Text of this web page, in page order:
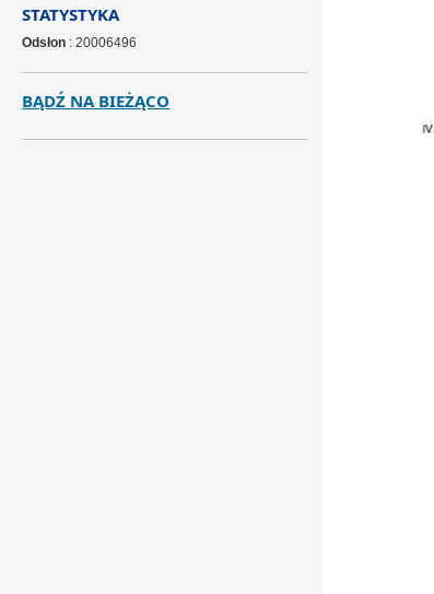
STATYSTYKA
Odsłon : 20006496
BĄDŹ NA BIEŻĄCO